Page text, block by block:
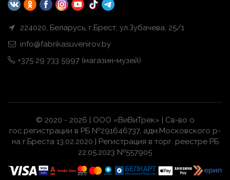
224020, Беларусь, г.Брест, ул.Зубачева, 25/1
info@fabrikasuvenirov.by
+375 29 733 5997 (магазин-музей)
© 2020 - 2026 | ООО «ВиВиТрек» | Св-во о
гос.регистрации в РБ №291646737, адм.Московского р-
на г.Бреста 13.02.2020 | Регистрация в торг. реестре РБ
22.05.2023 №557905